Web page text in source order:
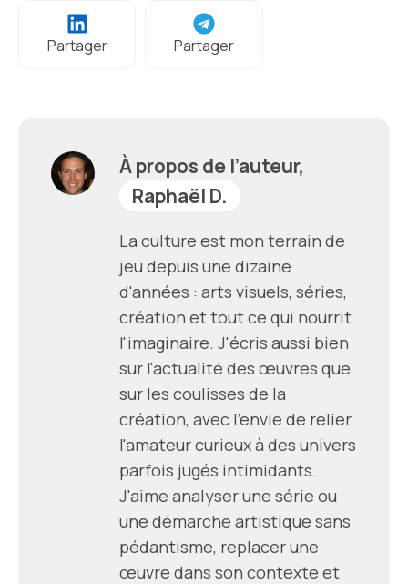
Partager Partager
À propos de l’auteur,
Raphaël D.
La culture est mon terrain de
jeu depuis une dizaine
d'années : arts visuels, séries,
création et tout ce qui nourrit
l'imaginaire. J'écris aussi bien
sur l'actualité des œuvres que
sur les coulisses de la
création, avec l'envie de relier
l'amateur curieux à des univers
parfois jugés intimidants.
J'aime analyser une série ou
une démarche artistique sans
pédantisme, replacer une
œuvre dans son contexte et